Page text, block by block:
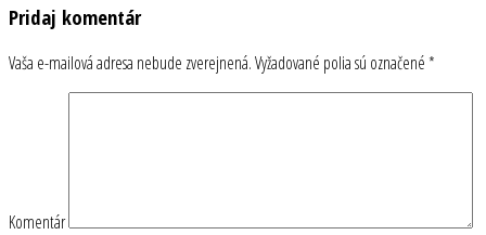
Pridaj komentár
Vaša e-mailová adresa nebude zverejnená.Vyžadované polia sú označené*
Komentár